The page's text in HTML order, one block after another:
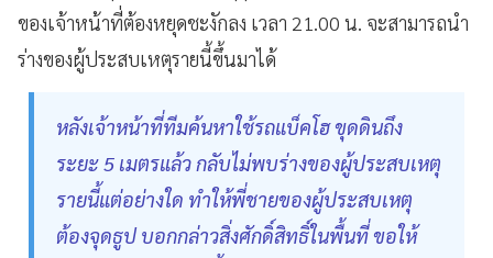
ของเจ้าหน้าที่ต้องหยุดชะงักลง เวลา 21.00 น. จะสามารถนำ
ร่างของผู้ประสบเหตุรายนี้ขึ้นมาได้
หลังเจ้าหน้าที่ทีมค้นหาใช้รถแบ็คโฮ ขุดดินถึง
ระยะ 5 เมตรแล้ว กลับไม่พบร่างของผู้ประสบเหตุ
รายนี้แต่อย่างใด ทำให้พี่ชายของผู้ประสบเหตุ
ต้องจุดธูป บอกกล่าวสิ่งศักดิ์สิทธิ์ในพื้นที่ ขอให้